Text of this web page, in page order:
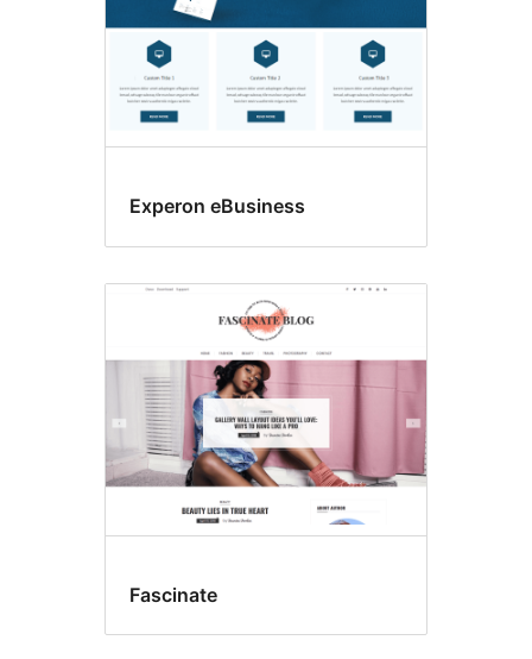
Experon eBusiness
Fascinate